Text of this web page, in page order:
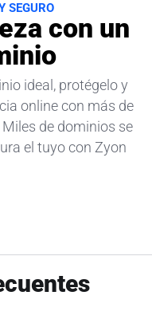
SEGURO
con un
ideal, protégelo y
online con más de
de dominios se
el tuyo con Zyon